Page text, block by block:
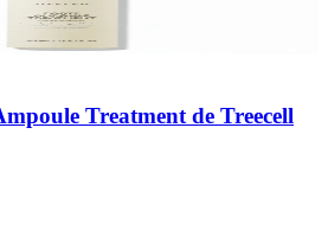
Treatment de Treecell